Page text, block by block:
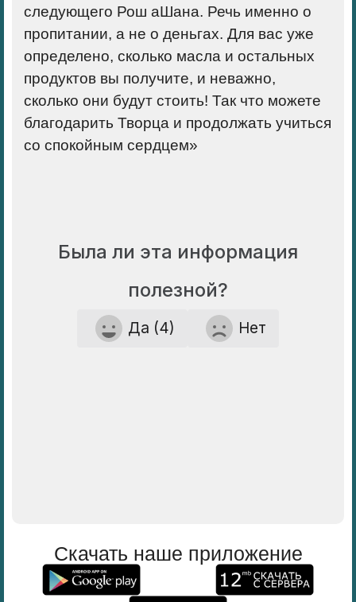
следующего Рош аШана. Речь именно о
пропитании, а не о деньгах. Для вас уже
определено, сколько масла и остальных
продуктов вы получите, и неважно,
сколько они будут стоить! Так что можете
благодарить Творца и продолжать учиться
со спокойным сердцем»
Была ли эта информация
полезной?
Да (4) Нет
Скачать наше приложение